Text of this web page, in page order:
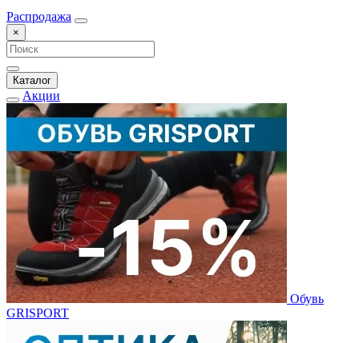
Распродажа
×
Каталог
Акции
Обувь
GRISPORT